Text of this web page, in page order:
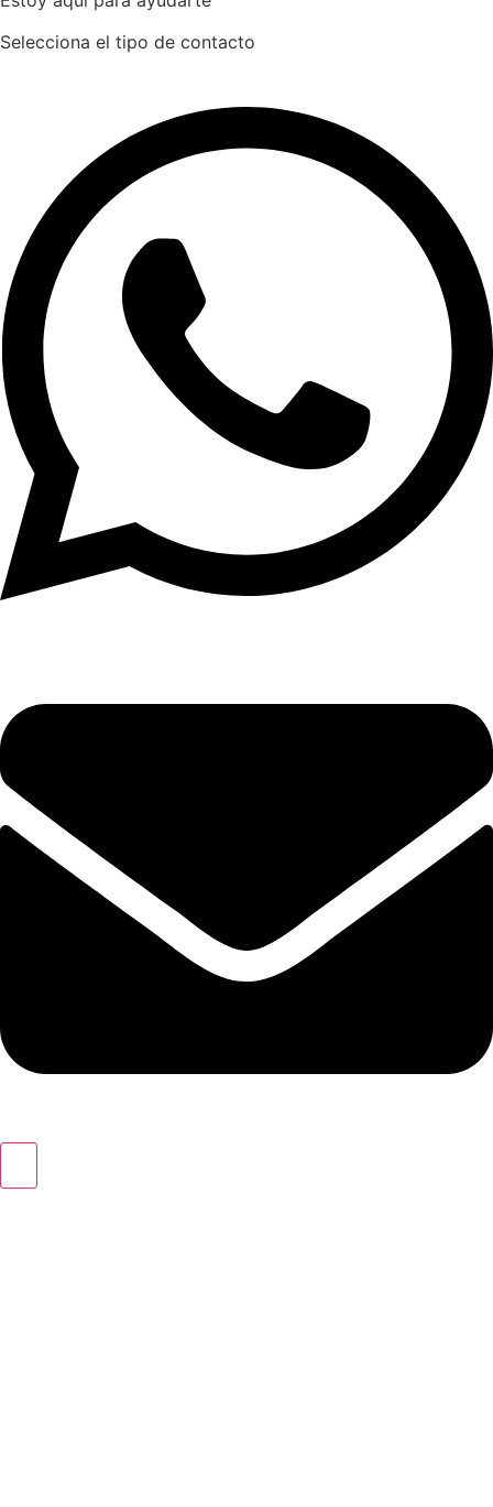
Selecciona el tipo de contacto